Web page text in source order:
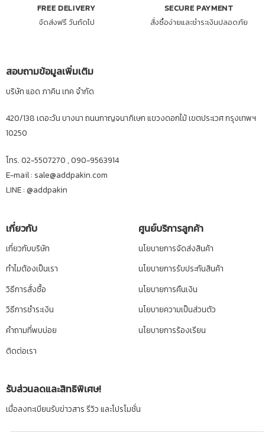
FREE DELIVERY
จัดส่งฟรี วันถัดไป
SECURE PAYMENT
สั่งซื้อง่ายและชำระเงินปลอดภัย
สอบถามข้อมูลเพิ่มเติม
บริษัท แอด ภาคิน เทค จำกัด
420/138 เดอะวัน บางนา ถนนกาญจนาภิเษก แขวงดอกไม้ เขตประเวศ กรุงเทพฯ
10250
โทร. 02-5507270 , 090-9563914
E-mail : sale@addpakin.com
LINE : @addpakin
เกี่ยวกับ
เกี่ยวกับบริษัท
ทำไมต้องเป็นเรา
วิธีการสั่งซื้อ
วิธีการชำระเงิน
คำถามที่พบบ่อย
ติดต่อเรา
ศูนย์บริการลูกค้า
นโยบายการจัดส่งสินค้า
นโยบายการรับประกันสินค้า
นโยบายการคืนเงิน
นโยบายความเป็นส่วนตัว
นโยบายการร้องเรียน
รับส่วนลดและสิทธิพิเศษ!
เมื่อลงทะเบียนรับข่าวสาร รีวิว และโปรโมชั่น